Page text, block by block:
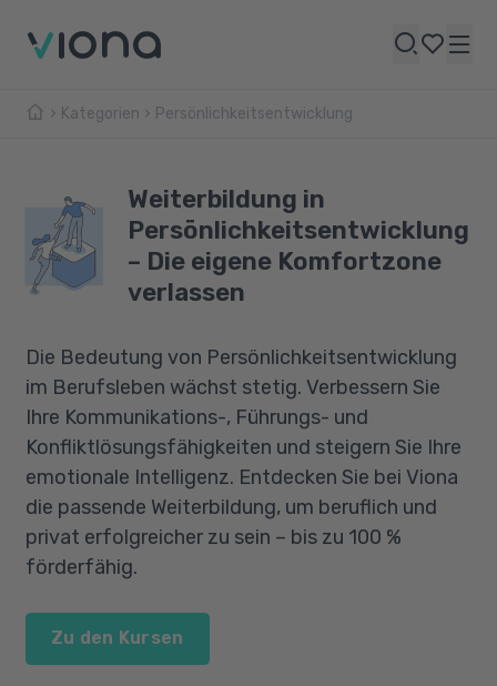
Kategorien Persönlichkeitsentwicklung
Weiterbildung in
Persönlichkeitsentwicklung
– Die eigene Komfortzone
verlassen
Die Bedeutung von Persönlichkeitsentwicklung
im Berufsleben wächst stetig. Verbessern Sie
Ihre Kommunikations-, Führungs- und
Konfliktlösungsfähigkeiten und steigern Sie Ihre
emotionale Intelligenz. Entdecken Sie bei Viona
die passende Weiterbildung, um beruflich und
privat erfolgreicher zu sein – bis zu 100 %
förderfähig.
Zu den Kursen